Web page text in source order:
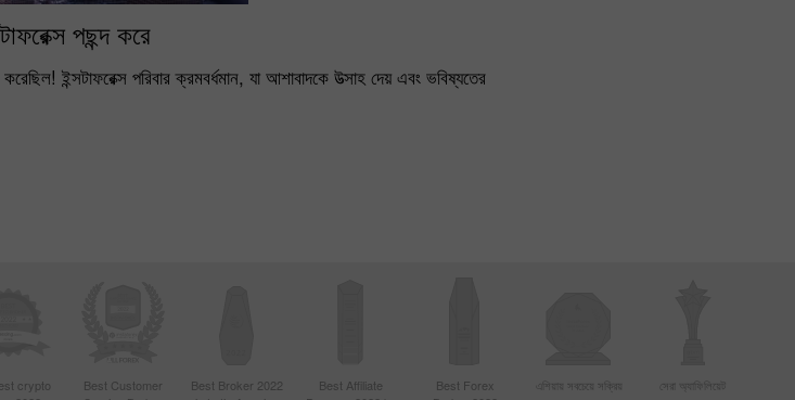
পছন্দ করে
ইন্সটাফরেক্স পরিবার ক্রমবর্ধমান, যা আশাবাদকে উত্সাহ দেয় এবং ভবিষ্যতের
crypto
Best Customer
Best Broker 2022
Best Affiliate
Best Forex
এশিয়ায় সবচেয়ে সক্রিয়
সেরা অ্যাফিলিয়েট